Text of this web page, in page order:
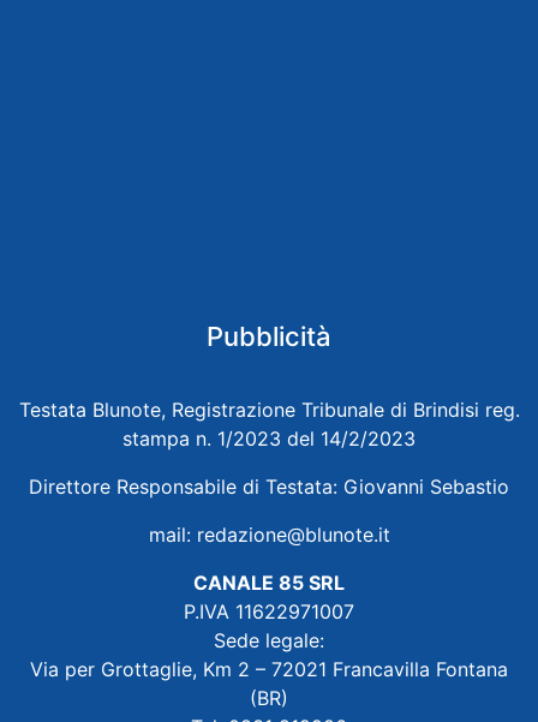
Pubblicità
Testata Blunote, Registrazione Tribunale di Brindisi reg.
stampa n. 1/2023 del 14/2/2023
Direttore Responsabile di Testata: Giovanni Sebastio
mail: redazione@blunote.it
CANALE 85 SRL
P.IVA 11622971007
Sede legale:
Via per Grottaglie, Km 2 – 72021 Francavilla Fontana
(BR)